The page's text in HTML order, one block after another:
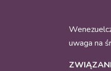
uwaga na